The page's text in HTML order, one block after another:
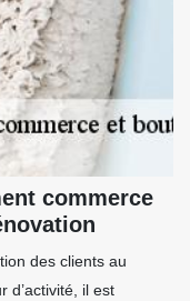
commerce
des clients au
d’activité, il est